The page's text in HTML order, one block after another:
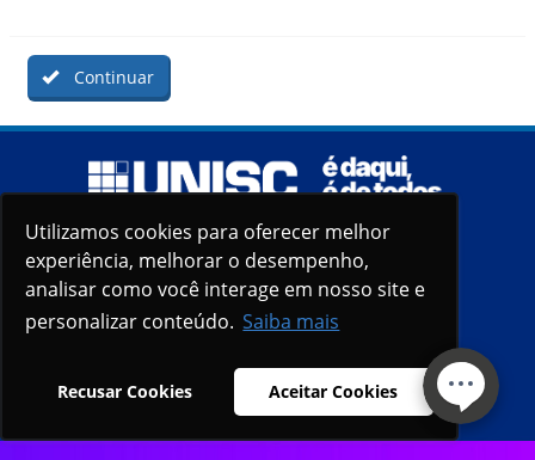
Utilizamos cookies para oferecer melhor
experiência, melhorar o desempenho,
analisar como você interage em nosso site e
personalizar conteúdo. Saiba mais
Recusar Cookies Aceitar Cookies
Utilizamos cookies para oferecer melhor
experiência, melhorar o desempenho,
analisar como você interage em nosso site e
personalizar conteúdo. Saiba mais
Recusar Cookies Aceitar Cookies
Continuar